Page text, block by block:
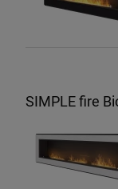
SIMPLE fire